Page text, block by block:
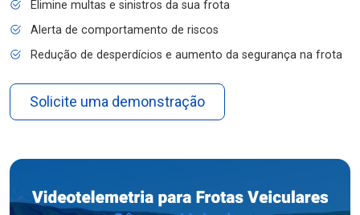
Elimine multas e sinistros da sua frota
Alerta de comportamento de riscos
Redução de desperdícios e aumento da segurança na frota
Solicite uma demonstração